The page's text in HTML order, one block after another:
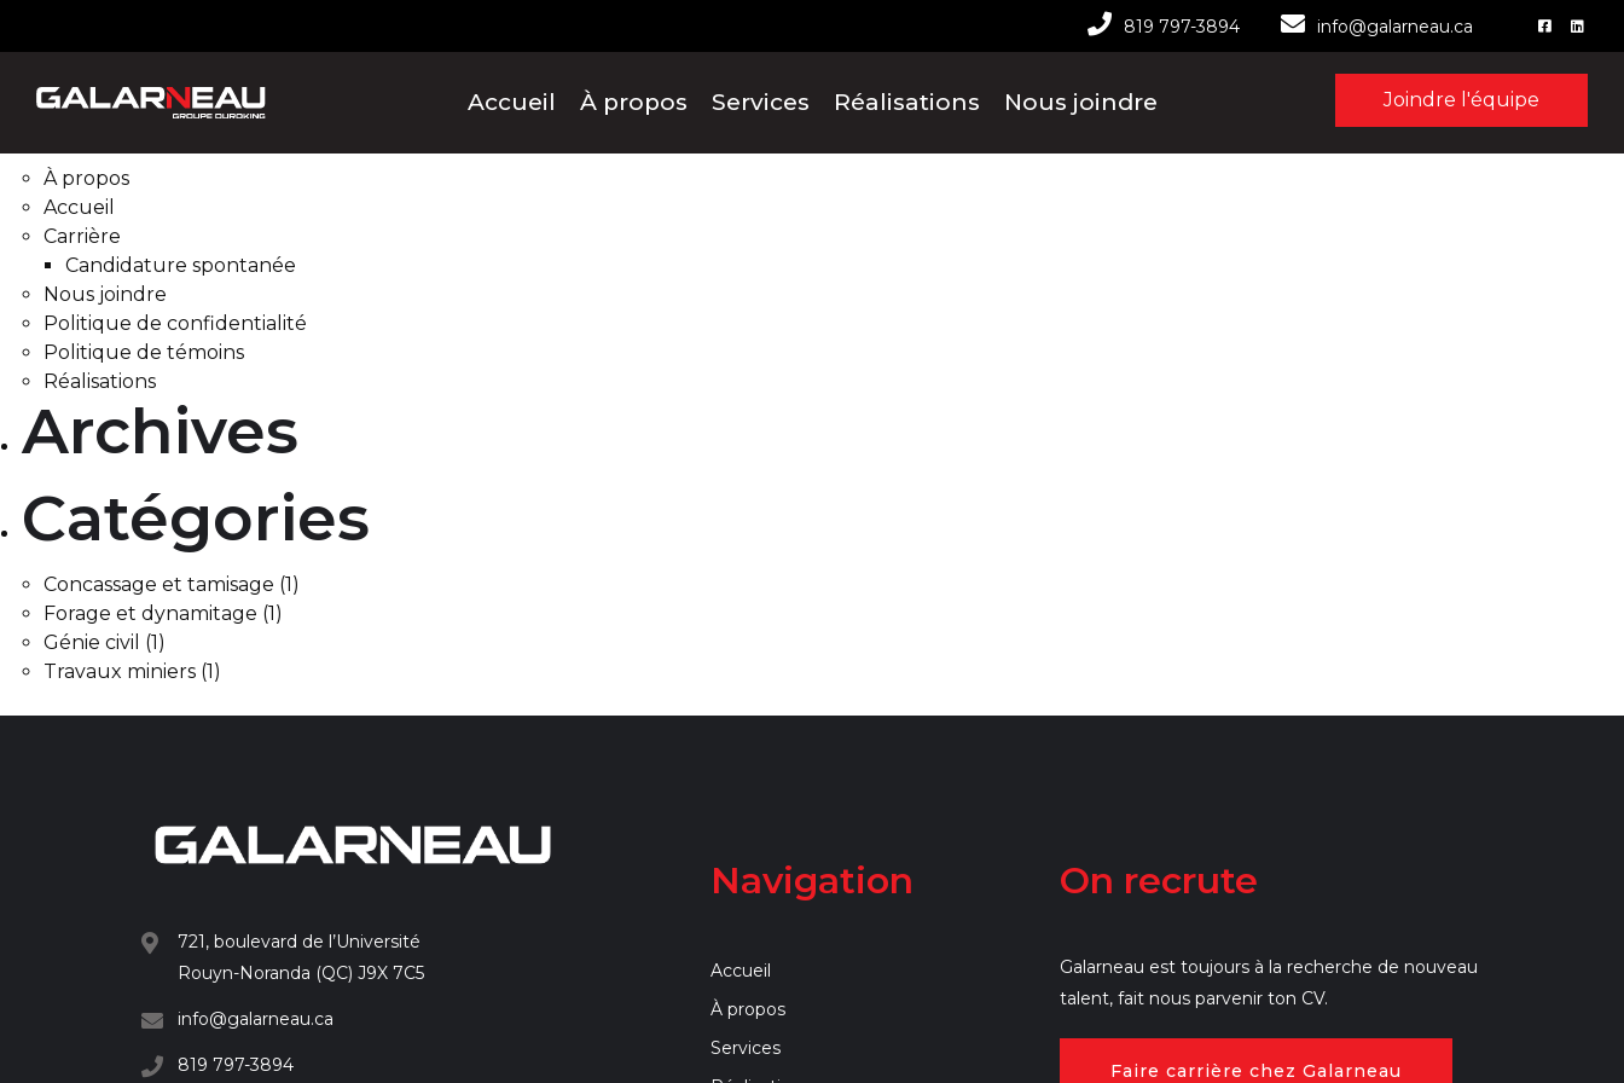
819 797-3894 info@galarneau.ca
Joindre l'équipe
Accueil À propos Services Réalisations Nous joindre
Pages
À propos
Accueil
Carrière
Candidature spontanée
Nous joindre
Politique de confidentialité
Politique de témoins
Réalisations
Archives
Catégories
Concassage et tamisage (1)
Forage et dynamitage (1)
Génie civil (1)
Travaux miniers (1)
721, boulevard de l’Université
Rouyn-Noranda (QC) J9X 7C5
info@galarneau.ca
819 797-3894
Navigation
Accueil
À propos
Services
On recrute
Galarneau est toujours à la recherche de nouveau
talent, fait nous parvenir ton CV.